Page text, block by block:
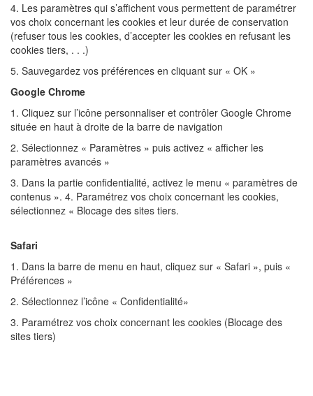
4. Les paramètres qui s’affichent vous permettent de paramétrer
vos choix concernant les cookies et leur durée de conservation
(refuser tous les cookies, d’accepter les cookies en refusant les
cookies tiers, . . .)
5. Sauvegardez vos préférences en cliquant sur « OK »
Google Chrome
1. Cliquez sur l’icône personnaliser et contrôler Google Chrome
située en haut à droite de la barre de navigation
2. Sélectionnez « Paramètres » puis activez « afficher les
paramètres avancés »
3. Dans la partie confidentialité, activez le menu « paramètres de
contenus ». 4. Paramétrez vos choix concernant les cookies,
sélectionnez « Blocage des sites tiers.
Safari
1. Dans la barre de menu en haut, cliquez sur « Safari », puis «
Préférences »
2. Sélectionnez l’icône « Confidentialité»
3. Paramétrez vos choix concernant les cookies (Blocage des
sites tiers)